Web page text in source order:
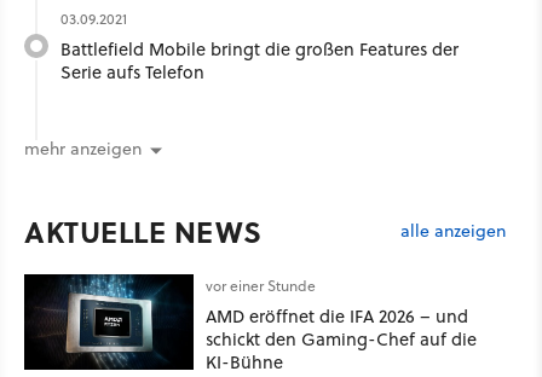
03.09.2021
Battlefield Mobile bringt die großen Features der
Serie aufs Telefon
mehr anzeigen
AKTUELLE NEWS alle anzeigen
vor einer Stunde
AMD eröffnet die IFA 2026 – und
schickt den Gaming-Chef auf die
KI-Bühne